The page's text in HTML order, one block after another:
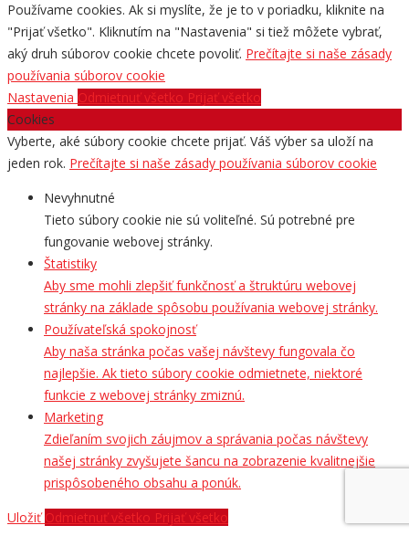
Používame cookies. Ak si myslíte, že je to v poriadku, kliknite na
"Prijať všetko". Kliknutím na "Nastavenia" si tiež môžete vybrať,
aký druh súborov cookie chcete povoliť. Prečítajte si naše zásady
používania súborov cookie
Nastavenia Odmietnuť všetko Prijať všetko
Cookies
Vyberte, aké súbory cookie chcete prijať. Váš výber sa uloží na
jeden rok. Prečítajte si naše zásady používania súborov cookie
Nevyhnutné
Tieto súbory cookie nie sú voliteľné. Sú potrebné pre
fungovanie webovej stránky.
Štatistiky
Aby sme mohli zlepšiť funkčnosť a štruktúru webovej
stránky na základe spôsobu používania webovej stránky.
Používateľská spokojnosť
Aby naša stránka počas vašej návštevy fungovala čo
najlepšie. Ak tieto súbory cookie odmietnete, niektoré
funkcie z webovej stránky zmiznú.
Marketing
Zdieľaním svojich záujmov a správania počas návštevy
našej stránky zvyšujete šancu na zobrazenie kvalitnejšie
prispôsobeného obsahu a ponúk.
UložiťOdmietnuť všetko Prijať všetko